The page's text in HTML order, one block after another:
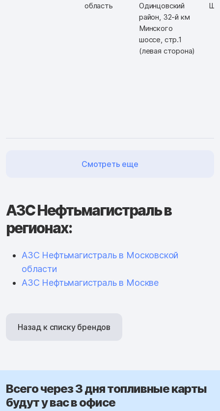
область
Одинцовский
район, 32-й км
Минского
шоссе, стр.1
(левая сторона)
Ш:
Смотреть еще
АЗС Нефтьмагистраль в
регионах:
АЗС Нефтьмагистраль в Московской
области
АЗС Нефтьмагистраль в Москве
Назад к списку брендов
Всего через 3 дня топливные карты
будут у вас в офисе